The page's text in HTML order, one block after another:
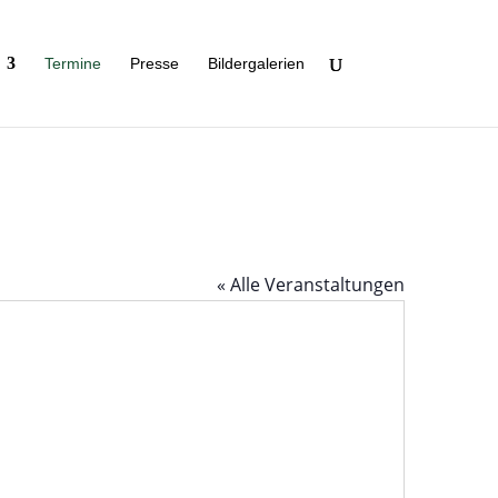
Ter­mine Presse Bil­der­ga­le­rien
« Alle Veranstaltungen